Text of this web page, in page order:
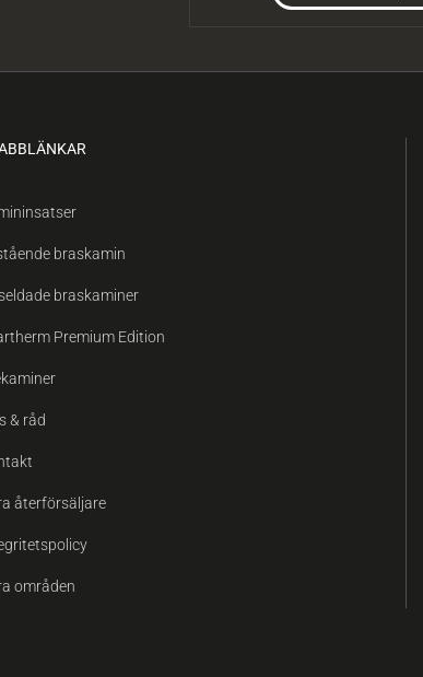
braskamin
braskaminer
Premium Edition
& råd
återförsäljare
områden